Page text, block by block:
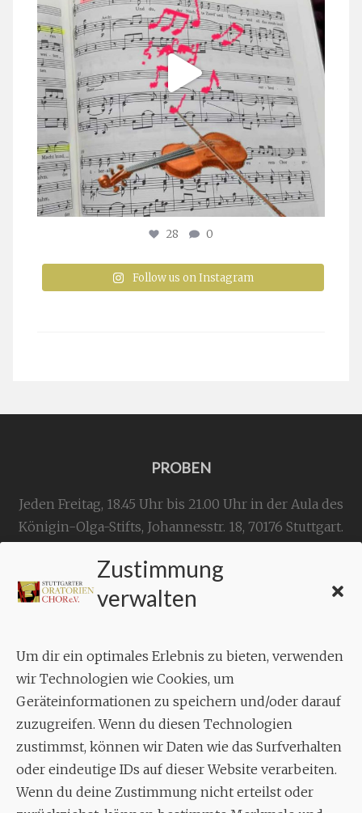
Zustimmung
verwalten
Um dir ein optimales Erlebnis zu bieten, verwenden
wir Technologien wie Cookies, um
Geräteinformationen zu speichern und/oder darauf
zuzugreifen. Wenn du diesen Technologien
zustimmst, können wir Daten wie das Surfverhalten
oder eindeutige IDs auf dieser Website verarbeiten.
Wenn du deine Zustimmung nicht erteilst oder
28 0
Follow us on Instagram
PROBEN
Jeden Freitag, 18.45 Uhr bis 21.00 Uhr in der Aula des
Königin-Olga-Stifts, Johannesstr. 18, 70176 Stuttgart.
KONTAKT
Geschäftsstelle:
Aixheimer Str. 18
70619 Stuttgart
MUSIK
Musikalischer Leiter:
Enrico Trummer
Tel.+49 (0)177 / 34 23 57 1